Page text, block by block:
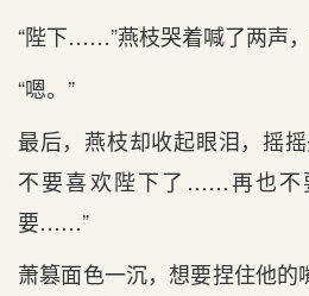
“陛下……”燕枝哭着喊了两声
“嗯。”
最后，燕枝却收起眼泪，摇
不要喜欢陛下了……再也
要……”
萧篡面色一沉，想要捏住他的